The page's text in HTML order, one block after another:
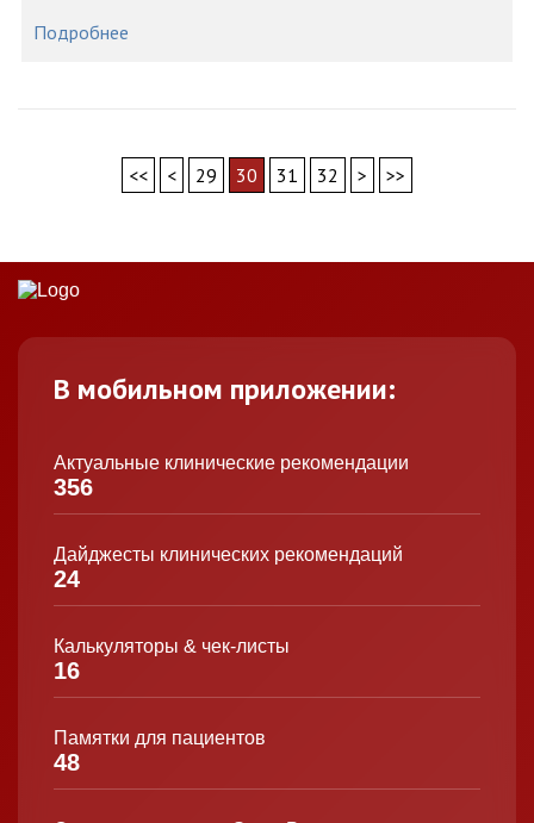
Подробнее
<< < 29 30 31 32 > >>
В мобильном приложении:
Актуальные клинические рекомендации
356
Дайджесты клинических рекомендаций
24
Калькуляторы & чек-листы
16
Памятки для пациентов
48